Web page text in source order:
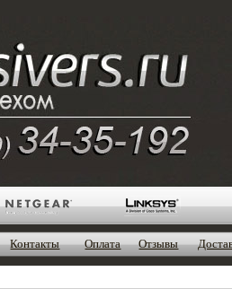
Контакты Оплата Отзывы